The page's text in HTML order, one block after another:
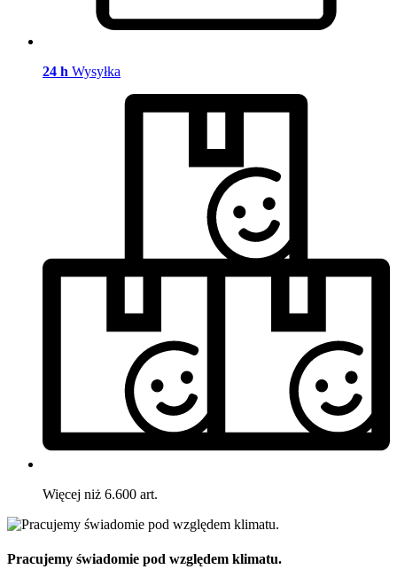
24 h Wysyłka
Więcej niż 6.600 art.
Pracujemy świadomie pod względem klimatu.